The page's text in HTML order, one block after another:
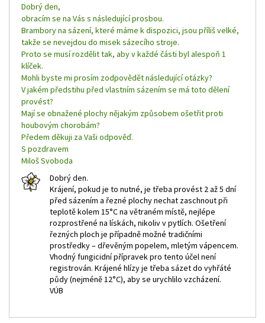
Dobrý den,
obracím se na Vás s následující prosbou.
Brambory na sázení, které máme k dispozici, jsou příliš velké,
takže se nevejdou do misek sázecího stroje.
Proto se musí rozdělit tak, aby v každé části byl alespoň 1
klíček.
Mohli byste mi prosím zodpovědět následující otázky?
V jakém předstihu před vlastním sázením se má toto dělení
provést?
Mají se obnažené plochy nějakým způsobem ošetřit proti
houbovým chorobám?
Předem děkuji za Vaši odpověď.
S pozdravem
Miloš Svoboda
Dobrý den.
Krájení, pokud je to nutné, je třeba provést 2 až 5 dní
před sázením a řezné plochy nechat zaschnout při
teplotě kolem 15°C na větraném místě, nejlépe
rozprostřené na lískách, nikoliv v pytlích. Ošetření
řezných ploch je případně možné tradičními
prostředky – dřevěným popelem, mletým vápencem.
Vhodný fungicidní přípravek pro tento účel není
registrován. Krájené hlízy je třeba sázet do vyhřáté
půdy (nejméně 12°C), aby se urychlilo vzcházení.
VÚB